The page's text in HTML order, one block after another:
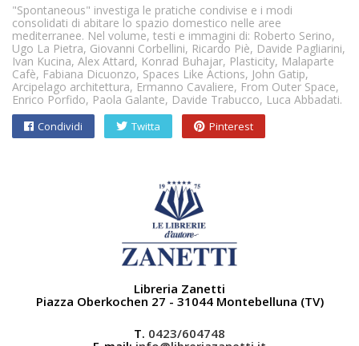
"Spontaneous" investiga le pratiche condivise e i modi
consolidati di abitare lo spazio domestico nelle aree
mediterranee. Nel volume, testi e immagini di: Roberto Serino,
Ugo La Pietra, Giovanni Corbellini, Ricardo Piè, Davide Pagliarini,
Ivan Kucina, Alex Attard, Konrad Buhajar, Plasticity, Malaparte
Cafè, Fabiana Dicuonzo, Spaces Like Actions, John Gatip,
Arcipelago architettura, Ermanno Cavaliere, From Outer Space,
Enrico Porfido, Paola Galante, Davide Trabucco, Luca Abbadati.
Condividi Twitta Pinterest
Libreria Zanetti
Piazza Oberkochen 27 - 31044 Montebelluna (TV)
T. 0423/604748